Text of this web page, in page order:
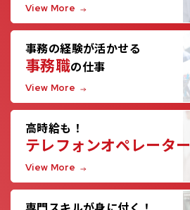
View More
事務の経験が活かせる
事務職の仕事
View More
高時給も！
テレフォンオペレーター
View More